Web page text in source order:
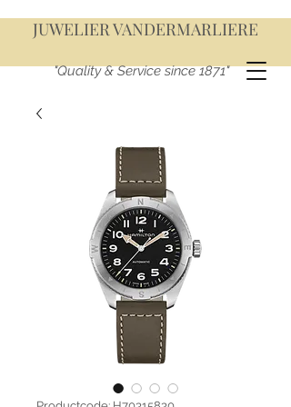
JUWELIER VANDERMARLIERE
"Quality & Service since 1871"